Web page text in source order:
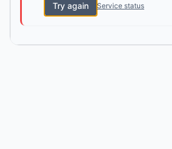
Try again Service status